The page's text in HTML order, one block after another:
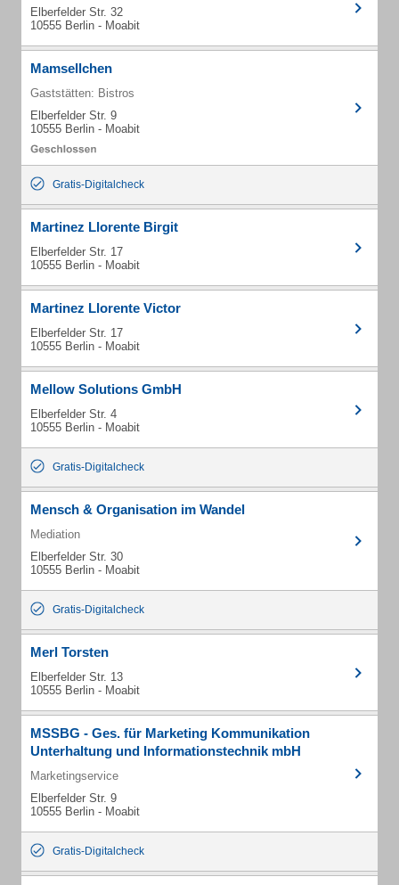
Elberfelder Str. 32
10555 Berlin - Moabit
Mamsellchen
Gaststätten: Bistros
Elberfelder Str. 9
10555 Berlin - Moabit
Gratis-Digitalcheck
Martinez Llorente Birgit
Elberfelder Str. 17
10555 Berlin - Moabit
Martinez Llorente Victor
Elberfelder Str. 17
10555 Berlin - Moabit
Mellow Solutions GmbH
Elberfelder Str. 4
10555 Berlin - Moabit
Gratis-Digitalcheck
Mensch & Organisation im Wandel
Mediation
Elberfelder Str. 30
10555 Berlin - Moabit
Gratis-Digitalcheck
Merl Torsten
Elberfelder Str. 13
10555 Berlin - Moabit
MSSBG - Ges. für Marketing Kommunikation
Unterhaltung und Informationstechnik mbH
Marketingservice
Elberfelder Str. 9
10555 Berlin - Moabit
Gratis-Digitalcheck